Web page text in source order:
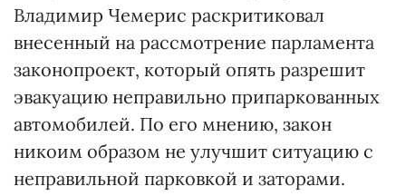
Владимир Чемерис раскритиковал
внесенный на рассмотрение парламента
законопроект, который опять разрешит
эвакуацию неправильно припаркованных
автомобилей. По его мнению, закон
никоим образом не улучшит ситуацию с
неправильной парковкой и заторами.